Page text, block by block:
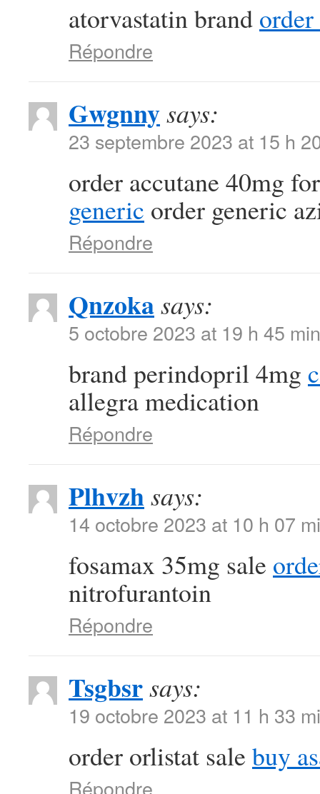
atorvastatin brand
Répondre
Gwgnnysays:
23 septembre 2023 at 15 h
order accutane 40mg
generic order generic
Répondre
Qnzokasays:
5 octobre 2023 at 19 h 45 min
brand perindopril 4mg
allegra medication
Répondre
Plhvzhsays:
14 octobre 2023 at 10 h 07
fosamax 35mg sale
nitrofurantoin
Répondre
Tsgbsrsays:
19 octobre 2023 at 11 h 33
order orlistat sale buy
Répondre